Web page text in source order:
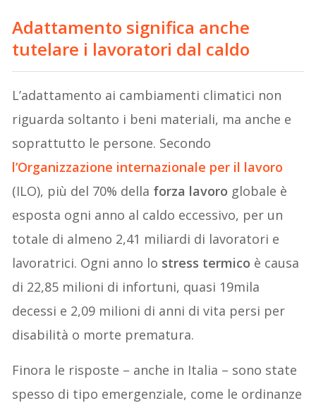
Adattamento significa anche
tutelare i lavoratori dal caldo
L’adattamento ai cambiamenti climatici non
riguarda soltanto i beni materiali, ma anche e
soprattutto le persone. Secondo
l’Organizzazione internazionale per il lavoro
(ILO), più del 70% della forza lavoro globale è
esposta ogni anno al caldo eccessivo, per un
totale di almeno 2,41 miliardi di lavoratori e
lavoratrici. Ogni anno lo stress termico è causa
di 22,85 milioni di infortuni, quasi 19mila
decessi e 2,09 milioni di anni di vita persi per
disabilità o morte prematura.
Finora le risposte – anche in Italia – sono state
spesso di tipo emergenziale, come le ordinanze